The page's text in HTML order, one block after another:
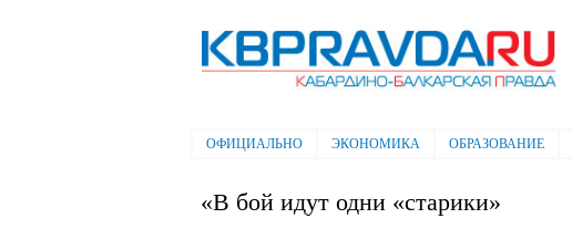
Электронная газета "Кабардино-
Балкарская правда"
Главное меню
ОФИЦИАЛЬНО ЭКОНОМИКА ОБРАЗОВАНИЕ
«В бой идут одни «старики»